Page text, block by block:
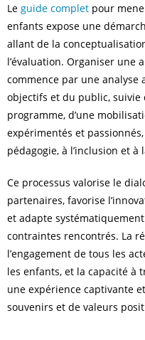
Le guide complet pour
enfants expose une
allant de la
l’évaluation. Organiser une
commence par une analyse
objectifs et du public, suivie
programme, d’une
expérimentés et
pédagogie, à l’inclusion et à
Ce processus valorise le
partenaires, favorise
et adapte
contraintes rencontrés. La
l’engagement de tous les
les enfants, et la capacité à
une expérience captivante
souvenirs et de valeurs